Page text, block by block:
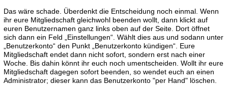
Das wäre schade. Überdenkt die Entscheidung noch einmal. Wenn
ihr eure Mitgliedschaft gleichwohl beenden wollt, dann klickt auf
euren Benutzernamen ganz links oben auf der Seite. Dort öffnet
sich dann ein Feld „Einstellungen“. Wählt dies aus und sodann unter
„Benutzerkonto“ den Punkt „Benutzerkonto kündigen“. Eure
Mitgliedschaft endet dann nicht sofort, sondern erst nach einer
Woche. Bis dahin könnt ihr euch noch umentscheiden. Wollt ihr eure
Mitgliedschaft dagegen sofort beenden, so wendet euch an einen
Administrator; dieser kann das Benutzerkonto "per Hand" löschen.